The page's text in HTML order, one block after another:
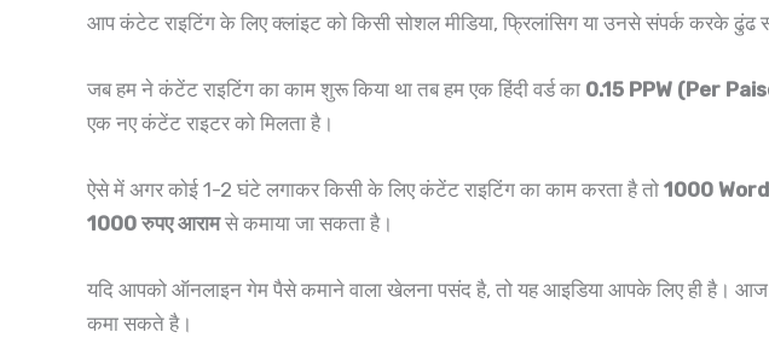
आप कंटेट राइटिंग के लिए क्लांइट को किसी सोशल मीडिया, फ्रिलांसिग या उनसे संपर्क करके
जब हम ने कंटेंट राइटिंग का काम शुरू किया था तब हम एक हिंदी वर्ड का 0.15 PPW (Per
एक नए कंटेंट राइटर को मिलता है।
ऐसे में अगर कोई 1-2 घंटे लगाकर किसी के लिए कंटेंट राइटिंग का काम करता है तो 1000
1000 रुपए आरामसे कमाया जा सकता है।
यदि आपको ऑनलाइन गेम पैसे कमाने वाला खेलना पसंद है, तो यह आइडिया आपके लिए ही
कमा सकते है।